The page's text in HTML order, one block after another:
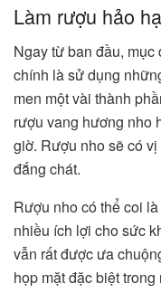
Làm rượu hảo
Ngay từ ban đầu,
chính là sử dụng
men một vài thành
rượu vang hương nho
giờ. Rượu nho sẽ có
đắng chát.
Rượu nho có thể coi
nhiều ích lợi cho sức
vẫn rất được ưa
họp mặt đặc biệt trong